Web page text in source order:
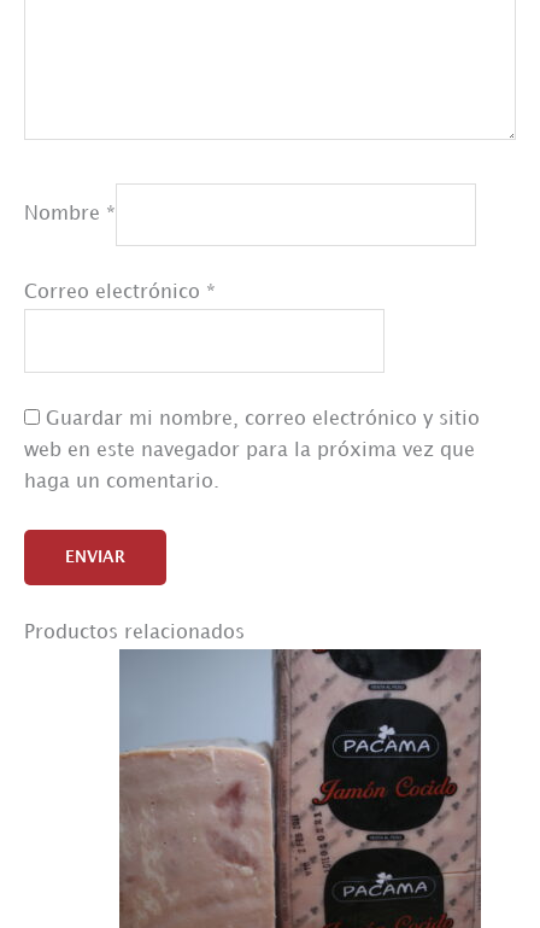
Nombre *
Correo electrónico *
Guardar mi nombre, correo electrónico y sitio
web en este navegador para la próxima vez que
haga un comentario.
Productos relacionados